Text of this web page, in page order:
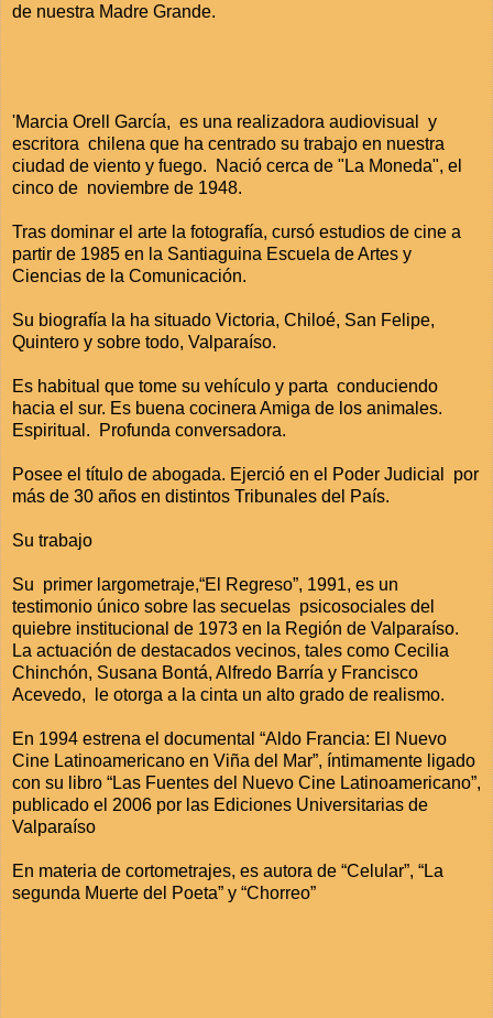
de nuestra Madre Grande.
'Marcia Orell García, es una realizadora audiovisual y
escritora chilena que ha centrado su trabajo en nuestra
ciudad de viento y fuego. Nació cerca de "La Moneda", el
cinco de noviembre de 1948.
Tras dominar el arte la fotografía, cursó estudios de cine a
partir de 1985 en la Santiaguina Escuela de Artes y
Ciencias de la Comunicación.
Su biografía la ha situado Victoria, Chiloé, San Felipe,
Quintero y sobre todo, Valparaíso.
Es habitual que tome su vehículo y parta conduciendo
hacia el sur. Es buena cocinera Amiga de los animales.
Espiritual. Profunda conversadora.
Posee el título de abogada. Ejerció en el Poder Judicial por
más de 30 años en distintos Tribunales del País.
Su trabajo
Su primer largometraje,“El Regreso”, 1991, es un
testimonio único sobre las secuelas psicosociales del
quiebre institucional de 1973 en la Región de Valparaíso.
La actuación de destacados vecinos, tales como Cecilia
Chinchón, Susana Bontá, Alfredo Barría y Francisco
Acevedo, le otorga a la cinta un alto grado de realismo.
En 1994 estrena el documental “Aldo Francia: El Nuevo
Cine Latinoamericano en Viña del Mar”, íntimamente ligado
con su libro “Las Fuentes del Nuevo Cine Latinoamericano”,
publicado el 2006 por las Ediciones Universitarias de
Valparaíso
En materia de cortometrajes, es autora de “Celular”, “La
segunda Muerte del Poeta” y “Chorreo”